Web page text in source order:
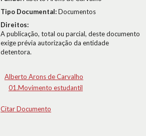
Tipo Documental:Documentos
Direitos:
A publicação, total ou parcial, deste documento
exige prévia autorização da entidade
detentora.
Alberto Arons de Carvalho
01.Movimento estudantil
Citar Documento